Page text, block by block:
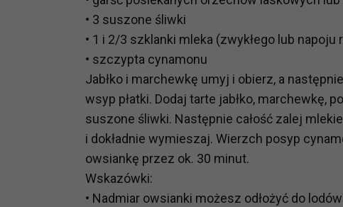
• 3 suszone śliwki
• 1 i 2/3 szklanki mleka (zwykłego lub napoju
• szczypta cynamonu
Jabłko i marchewkę umyj i obierz, a
wsyp płatki. Dodaj tarte jabłko, marchewkę,
suszone śliwki. Następnie całość zalej
i dokładnie wymieszaj. Wierzch posyp
owsiankę przez ok. 30 minut.
Wskazówki:
• Nadmiar owsianki możesz odłożyć do
prawną dla pomiarów statystycznych
Przetwarzanie Twoich danych w
zgody.